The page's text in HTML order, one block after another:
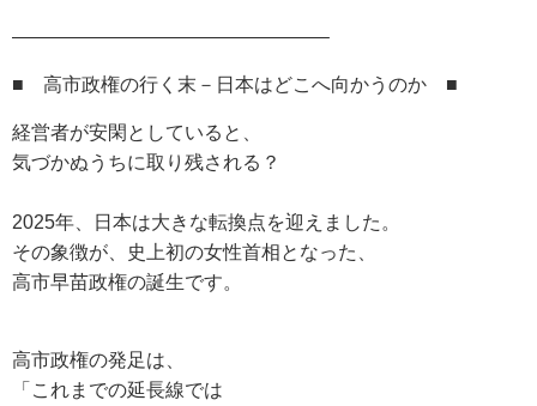
————————————————–
■ 高市政権の行く末－日本はどこへ向かうのか ■
経営者が安閑としていると、
気づかぬうちに取り残される？
2025年、日本は大きな転換点を迎えました。
その象徴が、史上初の女性首相となった、
高市早苗政権の誕生です。
高市政権の発足は、
「これまでの延長線では